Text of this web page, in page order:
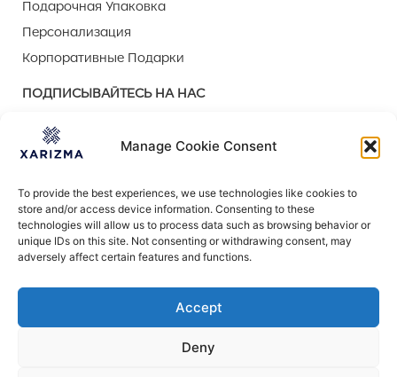
Manage Cookie Consent
To provide the best experiences, we use technologies like cookies to
store and/or access device information. Consenting to these
technologies will allow us to process data such as browsing behavior or
unique IDs on this site. Not consenting or withdrawing consent, may
adversely affect certain features and functions.
Accept
Deny
Подарочная Упаковка
Персонализация
Корпоративные Подарки
ПОДПИСЫВАЙТЕСЬ НА НАС
ОБСЛУЖИВАНИЕ КЛИЕНТОВ
Готовы помочь!
Есть вопрос? Ознакомьтесь со страницей
она может иметь ответ, который вы ищете!
связаться с нами
Оплата и доставка